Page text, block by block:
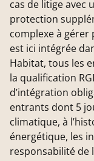
cas de litige avec
protection
complexe à gérer
est ici intégrée
Habitat, tous les
la qualification
d’intégration
entrants dont 5
climatique, à
énergétique, les
responsabilité de